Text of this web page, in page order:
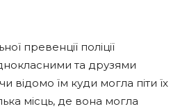
превенції поліції
та друзями
відомо їм куди могла піти їх
місць, де вона могла